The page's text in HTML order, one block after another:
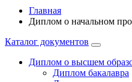
Главная
Диплом о начальном
Каталог документов
Диплом о высшем
Диплом бакалавра